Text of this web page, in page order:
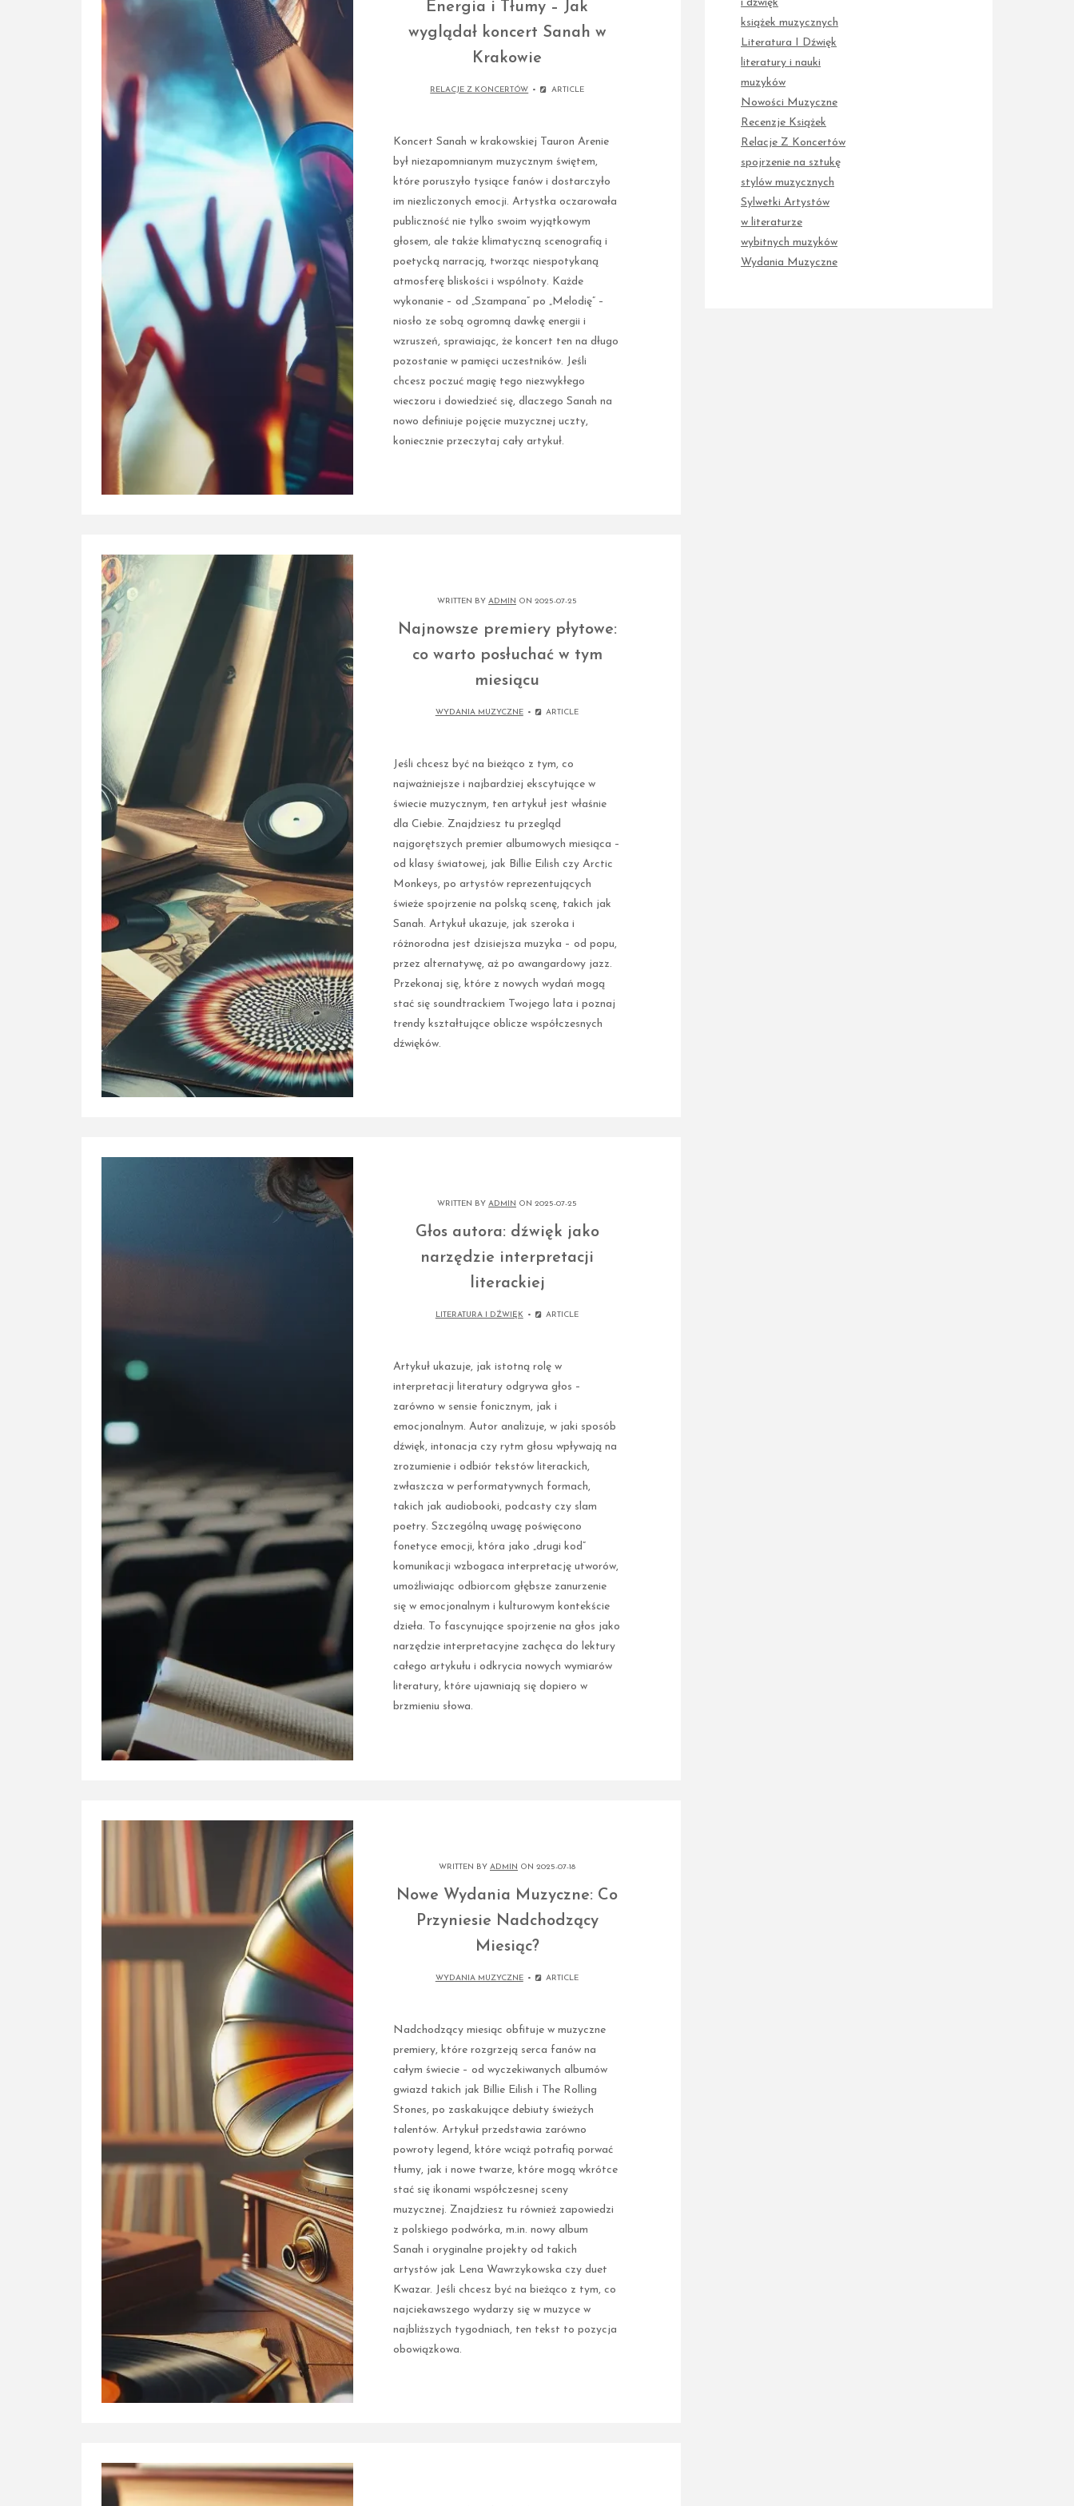
Energia i Tłumy – Jak
wyglądał koncert Sanah w
Krakowie
RELACJE Z KONCERTÓW ARTICLE
Koncert Sanah w krakowskiej Tauron Arenie
był niezapomnianym muzycznym świętem,
które poruszyło tysiące fanów i dostarczyło
im niezliczonych emocji. Artystka oczarowała
publiczność nie tylko swoim wyjątkowym
głosem, ale także klimatyczną scenografią i
poetycką narracją, tworząc niespotykaną
atmosferę bliskości i wspólnoty. Każde
wykonanie – od „Szampana” po „Melodię” –
niosło ze sobą ogromną dawkę energii i
wzruszeń, sprawiając, że koncert ten na długo
pozostanie w pamięci uczestników. Jeśli
chcesz poczuć magię tego niezwykłego
wieczoru i dowiedzieć się, dlaczego Sanah na
nowo definiuje pojęcie muzycznej uczty,
koniecznie przeczytaj cały artykuł.
WRITTEN BY ADMIN ON 2025-07-25
Najnowsze premiery płytowe:
co warto posłuchać w tym
miesiącu
WYDANIA MUZYCZNE ARTICLE
Jeśli chcesz być na bieżąco z tym, co
najważniejsze i najbardziej ekscytujące w
świecie muzycznym, ten artykuł jest właśnie
dla Ciebie. Znajdziesz tu przegląd
najgorętszych premier albumowych miesiąca –
od klasy światowej, jak Billie Eilish czy Arctic
Monkeys, po artystów reprezentujących
świeże spojrzenie na polską scenę, takich jak
Sanah. Artykuł ukazuje, jak szeroka i
różnorodna jest dzisiejsza muzyka – od popu,
przez alternatywę, aż po awangardowy jazz.
Przekonaj się, które z nowych wydań mogą
stać się soundtrackiem Twojego lata i poznaj
trendy kształtujące oblicze współczesnych
dźwięków.
WRITTEN BY ADMIN ON 2025-07-25
Głos autora: dźwięk jako
narzędzie interpretacji
literackiej
LITERATURA I DŹWIĘK ARTICLE
Artykuł ukazuje, jak istotną rolę w
interpretacji literatury odgrywa głos –
zarówno w sensie fonicznym, jak i
emocjonalnym. Autor analizuje, w jaki sposób
dźwięk, intonacja czy rytm głosu wpływają na
zrozumienie i odbiór tekstów literackich,
zwłaszcza w performatywnych formach,
takich jak audiobooki, podcasty czy slam
poetry. Szczególną uwagę poświęcono
fonetyce emocji, która jako „drugi kod”
komunikacji wzbogaca interpretację utworów,
umożliwiając odbiorcom głębsze zanurzenie
się w emocjonalnym i kulturowym kontekście
dzieła. To fascynujące spojrzenie na głos jako
narzędzie interpretacyjne zachęca do lektury
całego artykułu i odkrycia nowych wymiarów
literatury, które ujawniają się dopiero w
brzmieniu słowa.
WRITTEN BY ADMIN ON 2025-07-18
Nowe Wydania Muzyczne: Co
Przyniesie Nadchodzący
Miesiąc?
WYDANIA MUZYCZNE ARTICLE
Nadchodzący miesiąc obfituje w muzyczne
premiery, które rozgrzeją serca fanów na
całym świecie – od wyczekiwanych albumów
gwiazd takich jak Billie Eilish i The Rolling
Stones, po zaskakujące debiuty świeżych
talentów. Artykuł przedstawia zarówno
powroty legend, które wciąż potrafią porwać
tłumy, jak i nowe twarze, które mogą wkrótce
stać się ikonami współczesnej sceny
muzycznej. Znajdziesz tu również zapowiedzi
z polskiego podwórka, m.in. nowy album
Sanah i oryginalne projekty od takich
artystów jak Lena Wawrzykowska czy duet
Kwazar. Jeśli chcesz być na bieżąco z tym, co
najciekawszego wydarzy się w muzyce w
najbliższych tygodniach, ten tekst to pozycja
obowiązkowa.
i dźwięk
książek muzycznych
Literatura I Dźwięk
literatury i nauki
muzyków
Nowości Muzyczne
Recenzje Książek
Relacje Z Koncertów
spojrzenie na sztukę
stylów muzycznych
Sylwetki Artystów
w literaturze
wybitnych muzyków
Wydania Muzyczne